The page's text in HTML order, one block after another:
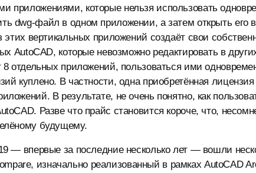
приложениями, которые нельзя использовать
dwg-файл в одном приложении, а затем открыть его
этих вертикальных приложений создаёт свои
AutoCAD, которые невозможно редактировать в
8 отдельных приложений, пользоваться ими
куплено. В частности, одна приобретённая
В результате, не очень понятно, как
Разве что прайс становится короче, что,
будущему.
— впервые за последние несколько лет — вошли
изначально реализованный в рамках AutoCAD